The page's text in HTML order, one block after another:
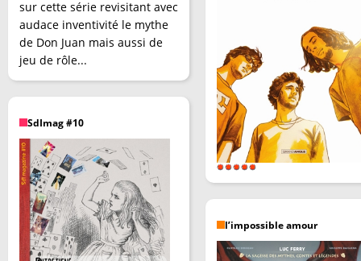
sur cette série revisitant avec
audace inventivité le mythe
de Don Juan mais aussi de
jeu de rôle...
SdImag #10
l’impossible amour